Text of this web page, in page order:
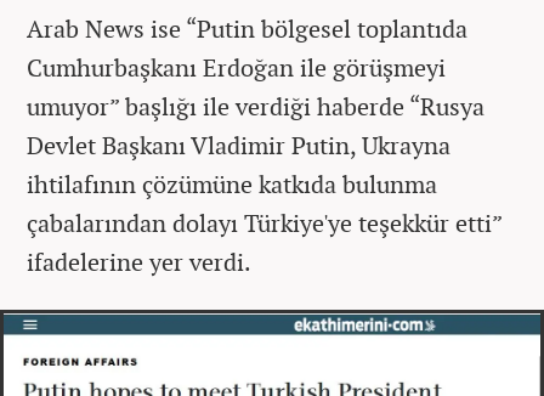
Arab News ise “Putin bölgesel toplantıda
Cumhurbaşkanı Erdoğan ile görüşmeyi
umuyor” başlığı ile verdiği haberde “Rusya
Devlet Başkanı Vladimir Putin, Ukrayna
ihtilafının çözümüne katkıda bulunma
çabalarından dolayı Türkiye'ye teşekkür etti”
ifadelerine yer verdi.